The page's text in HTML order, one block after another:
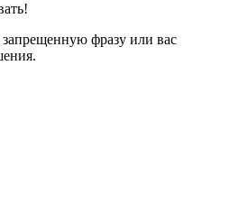
фразу или вас